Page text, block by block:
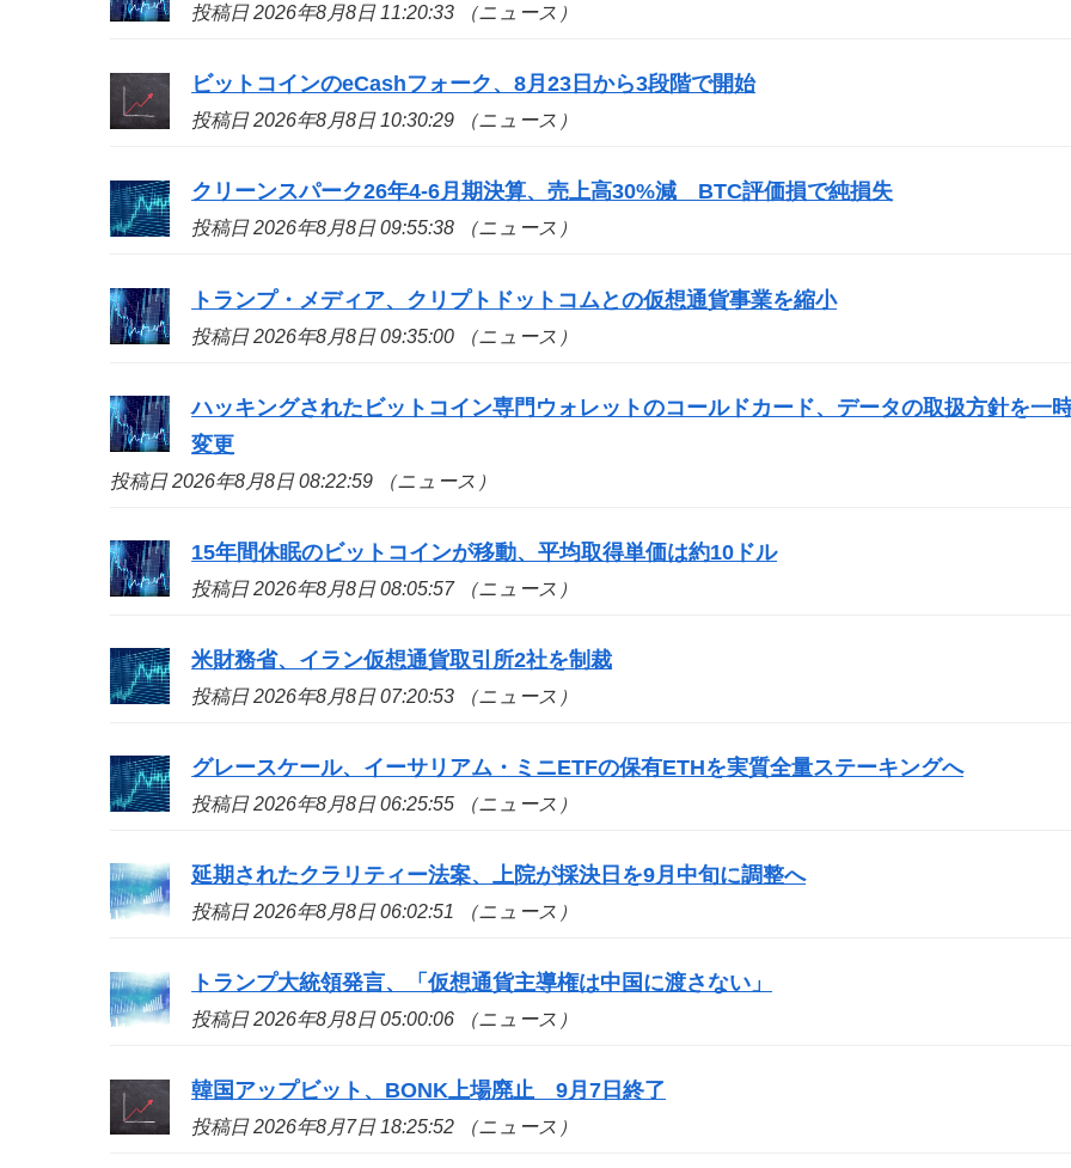
投稿日 2026年8月8日 11:20:33 （ニュース）
ビットコインのeCashフォーク、8月23日から3段階で開始
投稿日 2026年8月8日 10:30:29 （ニュース）
クリーンスパーク26年4-6月期決算、売上高30%減 BTC評価損で純損失
投稿日 2026年8月8日 09:55:38 （ニュース）
トランプ・メディア、クリプトドットコムとの仮想通貨事業を縮小
投稿日 2026年8月8日 09:35:00 （ニュース）
ハッキングされたビットコイン専門ウォレットのコールドカード、データの取扱方針を一
変更
投稿日 2026年8月8日 08:22:59 （ニュース）
15年間休眠のビットコインが移動、平均取得単価は約10ドル
投稿日 2026年8月8日 08:05:57 （ニュース）
米財務省、イラン仮想通貨取引所2社を制裁
投稿日 2026年8月8日 07:20:53 （ニュース）
グレースケール、イーサリアム・ミニETFの保有ETHを実質全量ステーキングへ
投稿日 2026年8月8日 06:25:55 （ニュース）
延期されたクラリティー法案、上院が採決日を9月中旬に調整へ
投稿日 2026年8月8日 06:02:51 （ニュース）
トランプ大統領発言、「仮想通貨主導権は中国に渡さない」
投稿日 2026年8月8日 05:00:06 （ニュース）
韓国アップビット、BONK上場廃止 9月7日終了
投稿日 2026年8月7日 18:25:52 （ニュース）